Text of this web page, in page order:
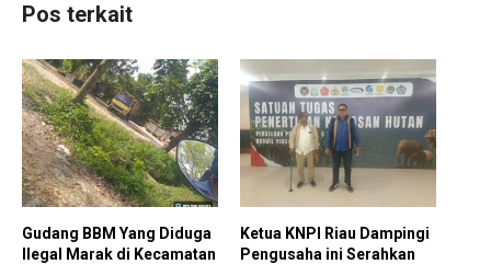
Pos terkait
Gudang BBM Yang Diduga
Ilegal Marak di Kecamatan
Ketua KNPI Riau Dampingi
Pengusaha ini Serahkan